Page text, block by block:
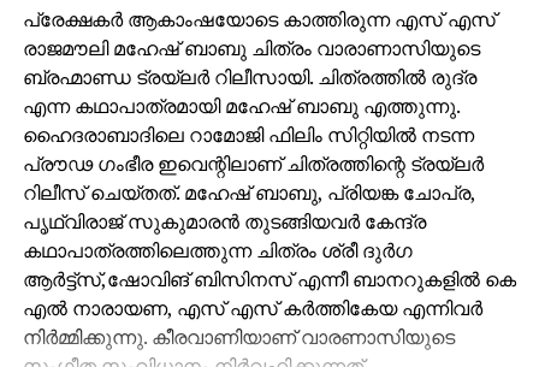
പ്രേക്ഷകർ ആകാംഷയോടെ കാത്തിരുന്ന എസ് എസ്
രാജമൗലി മഹേഷ് ബാബു ചിത്രം വാരാണാസിയുടെ
ബ്രഹ്മാണ്ഡ ട്രയ്ലർ റിലീസായി. ചിത്രത്തിൽ രുദ്ര
എന്ന കഥാപാത്രമായി മഹേഷ് ബാബു എത്തുന്നു.
ഹൈദരാബാദിലെ റാമോജി ഫിലിം സിറ്റിയിൽ നടന്ന
പ്രൗഢ ഗംഭീര ഇവെന്റിലാണ് ചിത്രത്തിന്റെ ട്രയ്ലർ
റിലീസ് ചെയ്തത്. മഹേഷ് ബാബു, പ്രിയങ്ക ചോപ്ര,
പൃഥ്വിരാജ് സുകുമാരൻ തുടങ്ങിയവർ കേന്ദ്ര
കഥാപാത്രത്തിലെത്തുന്ന ചിത്രം ശ്രീ ദുർഗ
ആർട്ട്സ്,ഷോവിങ് ബിസിനസ് എന്നീ ബാനറുകളിൽ കെ
എൽ നാരായണ, എസ് എസ് കർത്തികേയ എന്നിവർ
നിർമ്മിക്കുന്നു. കീരവാണിയാണ് വാരണാസിയുടെ
സംഗീത സംവിധാനം നിർവഹിക്കുന്നത്.